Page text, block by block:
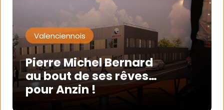
Valenciennois
Pierre Michel Bernard
au bout de ses rêves…
pour Anzin !